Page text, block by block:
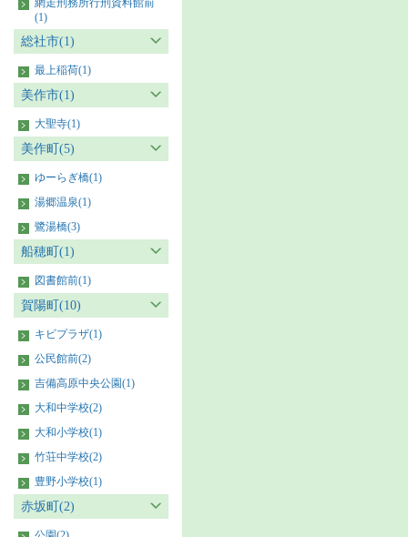
網走刑務所行刑資料館前
(1)
総社市(1)
最上稲荷(1)
美作市(1)
大聖寺(1)
美作町(5)
ゆーらぎ橋(1)
湯郷温泉(1)
鷺湯橋(3)
船穂町(1)
図書館前(1)
賀陽町(10)
キビプラザ(1)
公民館前(2)
吉備高原中央公園(1)
大和中学校(2)
大和小学校(1)
竹荘中学校(2)
豊野小学校(1)
赤坂町(2)